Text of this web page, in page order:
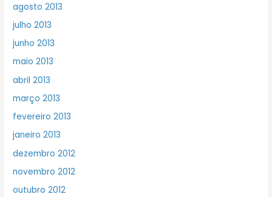
agosto 2013
julho 2013
junho 2013
maio 2013
abril 2013
março 2013
fevereiro 2013
janeiro 2013
dezembro 2012
novembro 2012
outubro 2012